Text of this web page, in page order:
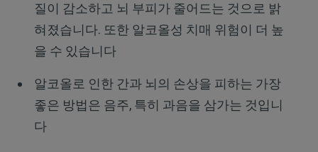
질이 감소하고 뇌 부피가 줄어드는 것으로 밝
혀졌습니다. 또한 알코올성 치매 위험이 더 높
을 수 있습니다
알코올로 인한 간과 뇌의 손상을 피하는 가장
좋은 방법은 음주, 특히 과음을 삼가는 것입니
다